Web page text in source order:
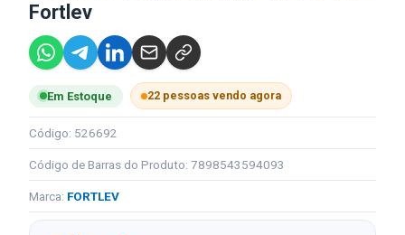
Fortlev
Em Estoque 22 pessoas vendo agora
Código: 526692
Código de Barras do Produto: 7898543594093
Marca: FORTLEV